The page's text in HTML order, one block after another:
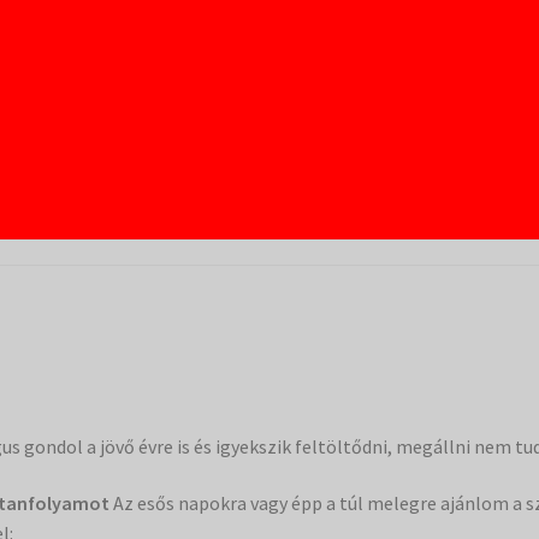
gondol a jövő évre is és igyekszik feltöltődni, megállni nem
Az esős napokra vagy épp a túl melegre ajánlom a